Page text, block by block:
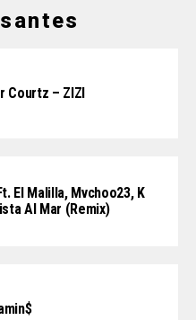
Courtz – ZIZI
El Malilla, Mvchoo23, K
Al Mar (Remix)